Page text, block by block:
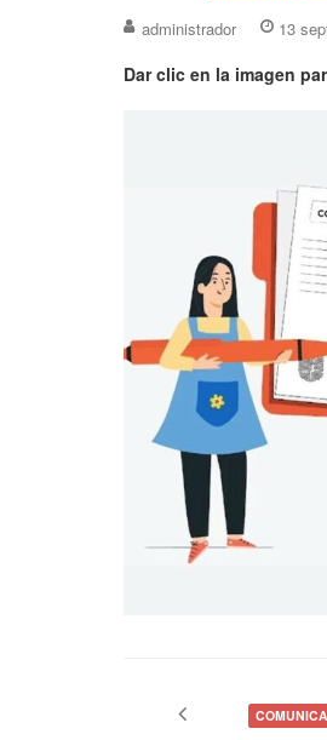
administrador 13
Dar clic en la imagen